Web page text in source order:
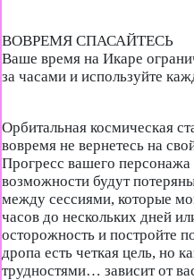
ВОВРЕМЯ СПАСАЙТЕСЬ
Ваше время на Икаре
за часами и используйте
Орбитальная космическая
вовремя не вернетесь на
Прогресс вашего персонажа
возможности будут
между сессиями, которые
часов до нескольких дней
осторожность и постройте
дропа есть четкая цель, но
трудностями… зависит от